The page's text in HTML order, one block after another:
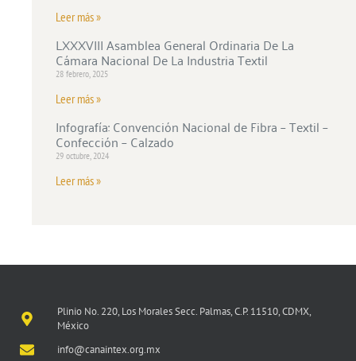
Leer más »
LXXXVIII Asamblea General Ordinaria De La
Cámara Nacional De La Industria Textil
28 febrero, 2025
Leer más »
Infografía: Convención Nacional de Fibra – Textil –
Confección – Calzado
29 octubre, 2024
Leer más »
Plinio No. 220, Los Morales Secc. Palmas, C.P. 11510, CDMX,
México
info@canaintex.org.mx